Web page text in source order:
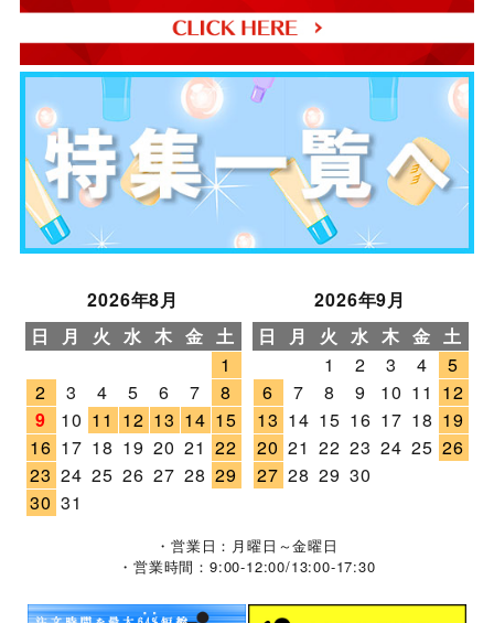
2026年8月
日
月 火 水 木 金 土
1
2
3 4 5 6 7
8
9
10 11 12 13 14 15
16 17 18 19 20 21 22
23 24 25 26 27 28 29
30 31
2026年9月
日
月 火 水 木 金 土
1
2 3 4
5
6
7 8 9 10 11 12
13 14 15 16 17 18 19
20 21 22 23 24 25 26
27 28 29 30
・営業日：月曜日～金曜日
・営業時間：9:00-12:00/13:00-17:30